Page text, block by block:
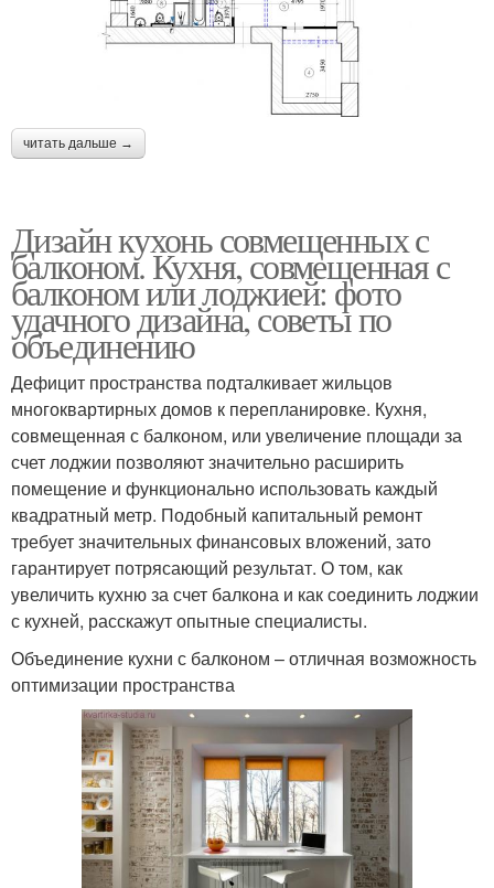
читать дальше →
Дизайн кухонь совмещенных с
балконом. Кухня, совмещенная с
балконом или лоджией: фото
удачного дизайна, советы по
объединению
Дефицит пространства подталкивает жильцов
многоквартирных домов к перепланировке. Кухня,
совмещенная с балконом, или увеличение площади за
счет лоджии позволяют значительно расширить
помещение и функционально использовать каждый
квадратный метр. Подобный капитальный ремонт
требует значительных финансовых вложений, зато
гарантирует потрясающий результат. О том, как
увеличить кухню за счет балкона и как соединить лоджии
с кухней, расскажут опытные специалисты.
Объединение кухни с балконом – отличная возможность
оптимизации пространства